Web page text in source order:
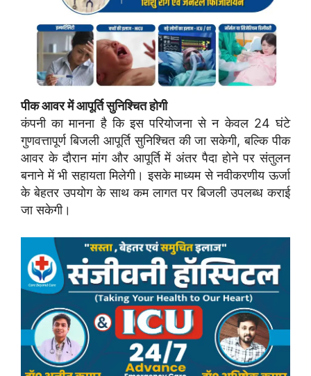
पीक आवर में आपूर्ति सुनिश्चित होगी
कंपनी का मानना है कि इस परियोजना से न केवल 24 घंटे
गुणवत्तापूर्ण बिजली आपूर्ति सुनिश्चित की जा सकेगी, बल्कि पीक
आवर के दौरान मांग और आपूर्ति में अंतर पैदा होने पर संतुलन
बनाने में भी सहायता मिलेगी। इसके माध्यम से नवीकरणीय ऊर्जा
के बेहतर उपयोग के साथ कम लागत पर बिजली उपलब्ध कराई
जा सकेगी।